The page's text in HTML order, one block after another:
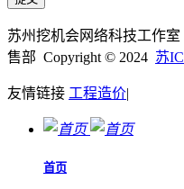
苏州挖机会网络科技工作
售部 Copyright © 2024 苏
友情链接 工程造价|
首页